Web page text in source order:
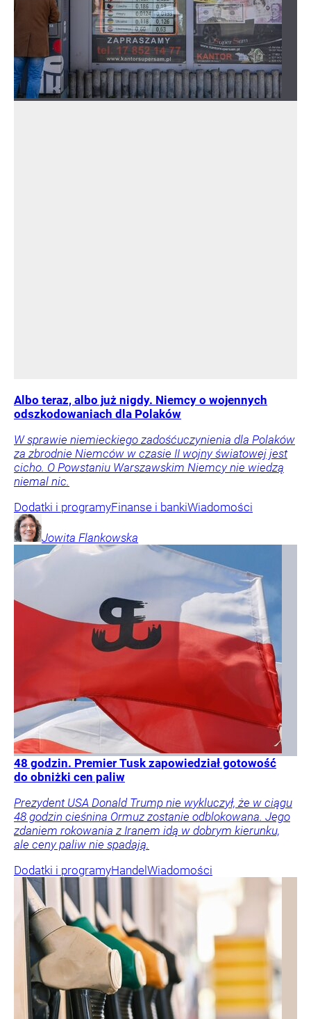
Albo teraz, albo już nigdy. Niemcy o wojennych
odszkodowaniach dla Polaków
W sprawie niemieckiego zadośćuczynienia dla Polaków
za zbrodnie Niemców w czasie II wojny światowej jest
cicho. O Powstaniu Warszawskim Niemcy nie wiedzą
niemal nic.
Dodatki i programyFinanse i bankiWiadomości
Jowita Flankowska
48 godzin. Premier Tusk zapowiedział gotowość
do obniżki cen paliw
Prezydent USA Donald Trump nie wykluczył, że w ciągu
48 godzin cieśnina Ormuz zostanie odblokowana. Jego
zdaniem rokowania z Iranem idą w dobrym kierunku,
ale ceny paliw nie spadają.
Dodatki i programyHandel Wiadomości